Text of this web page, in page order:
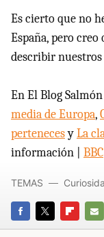
Es cierto que no
España, pero creo
describir
En El Blog Salmón
media de Europa,
pertenecesyLa
información | BBC
FACEBOOK
TWITTER
E-
TEMAS